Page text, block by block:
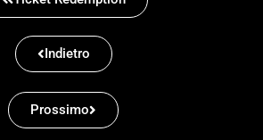
Indietro
Prossimo